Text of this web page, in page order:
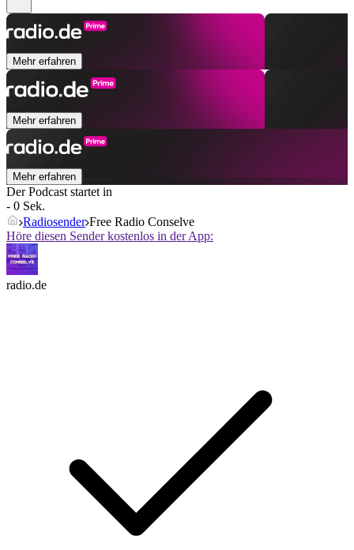
Mehr erfahren
Mehr erfahren
Mehr erfahren
Der Podcast startet in
- 0 Sek.
Radiosender Free Radio Conselve
Höre diesen Sender kostenlos in der App:
radio.de